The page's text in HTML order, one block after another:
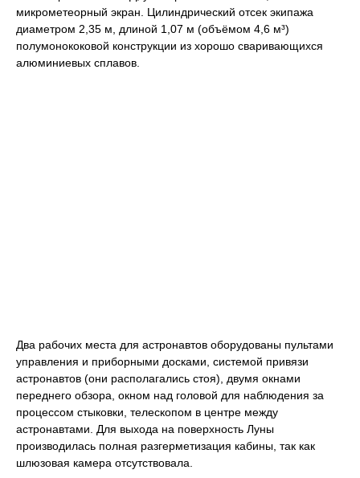
микрометеорный экран. Цилиндрический отсек экипажа
диаметром 2,35 м, длиной 1,07 м (объёмом 4,6 м³)
полумонококовой конструкции из хорошо сваривающихся
алюминиевых сплавов.
Два рабочих места для астронавтов оборудованы пультами
управления и приборными досками, системой привязи
астронавтов (они располагались стоя), двумя окнами
переднего обзора, окном над головой для наблюдения за
процессом стыковки, телескопом в центре между
астронавтами. Для выхода на поверхность Луны
производилась полная разгерметизация кабины, так как
шлюзовая камера отсутствовала.